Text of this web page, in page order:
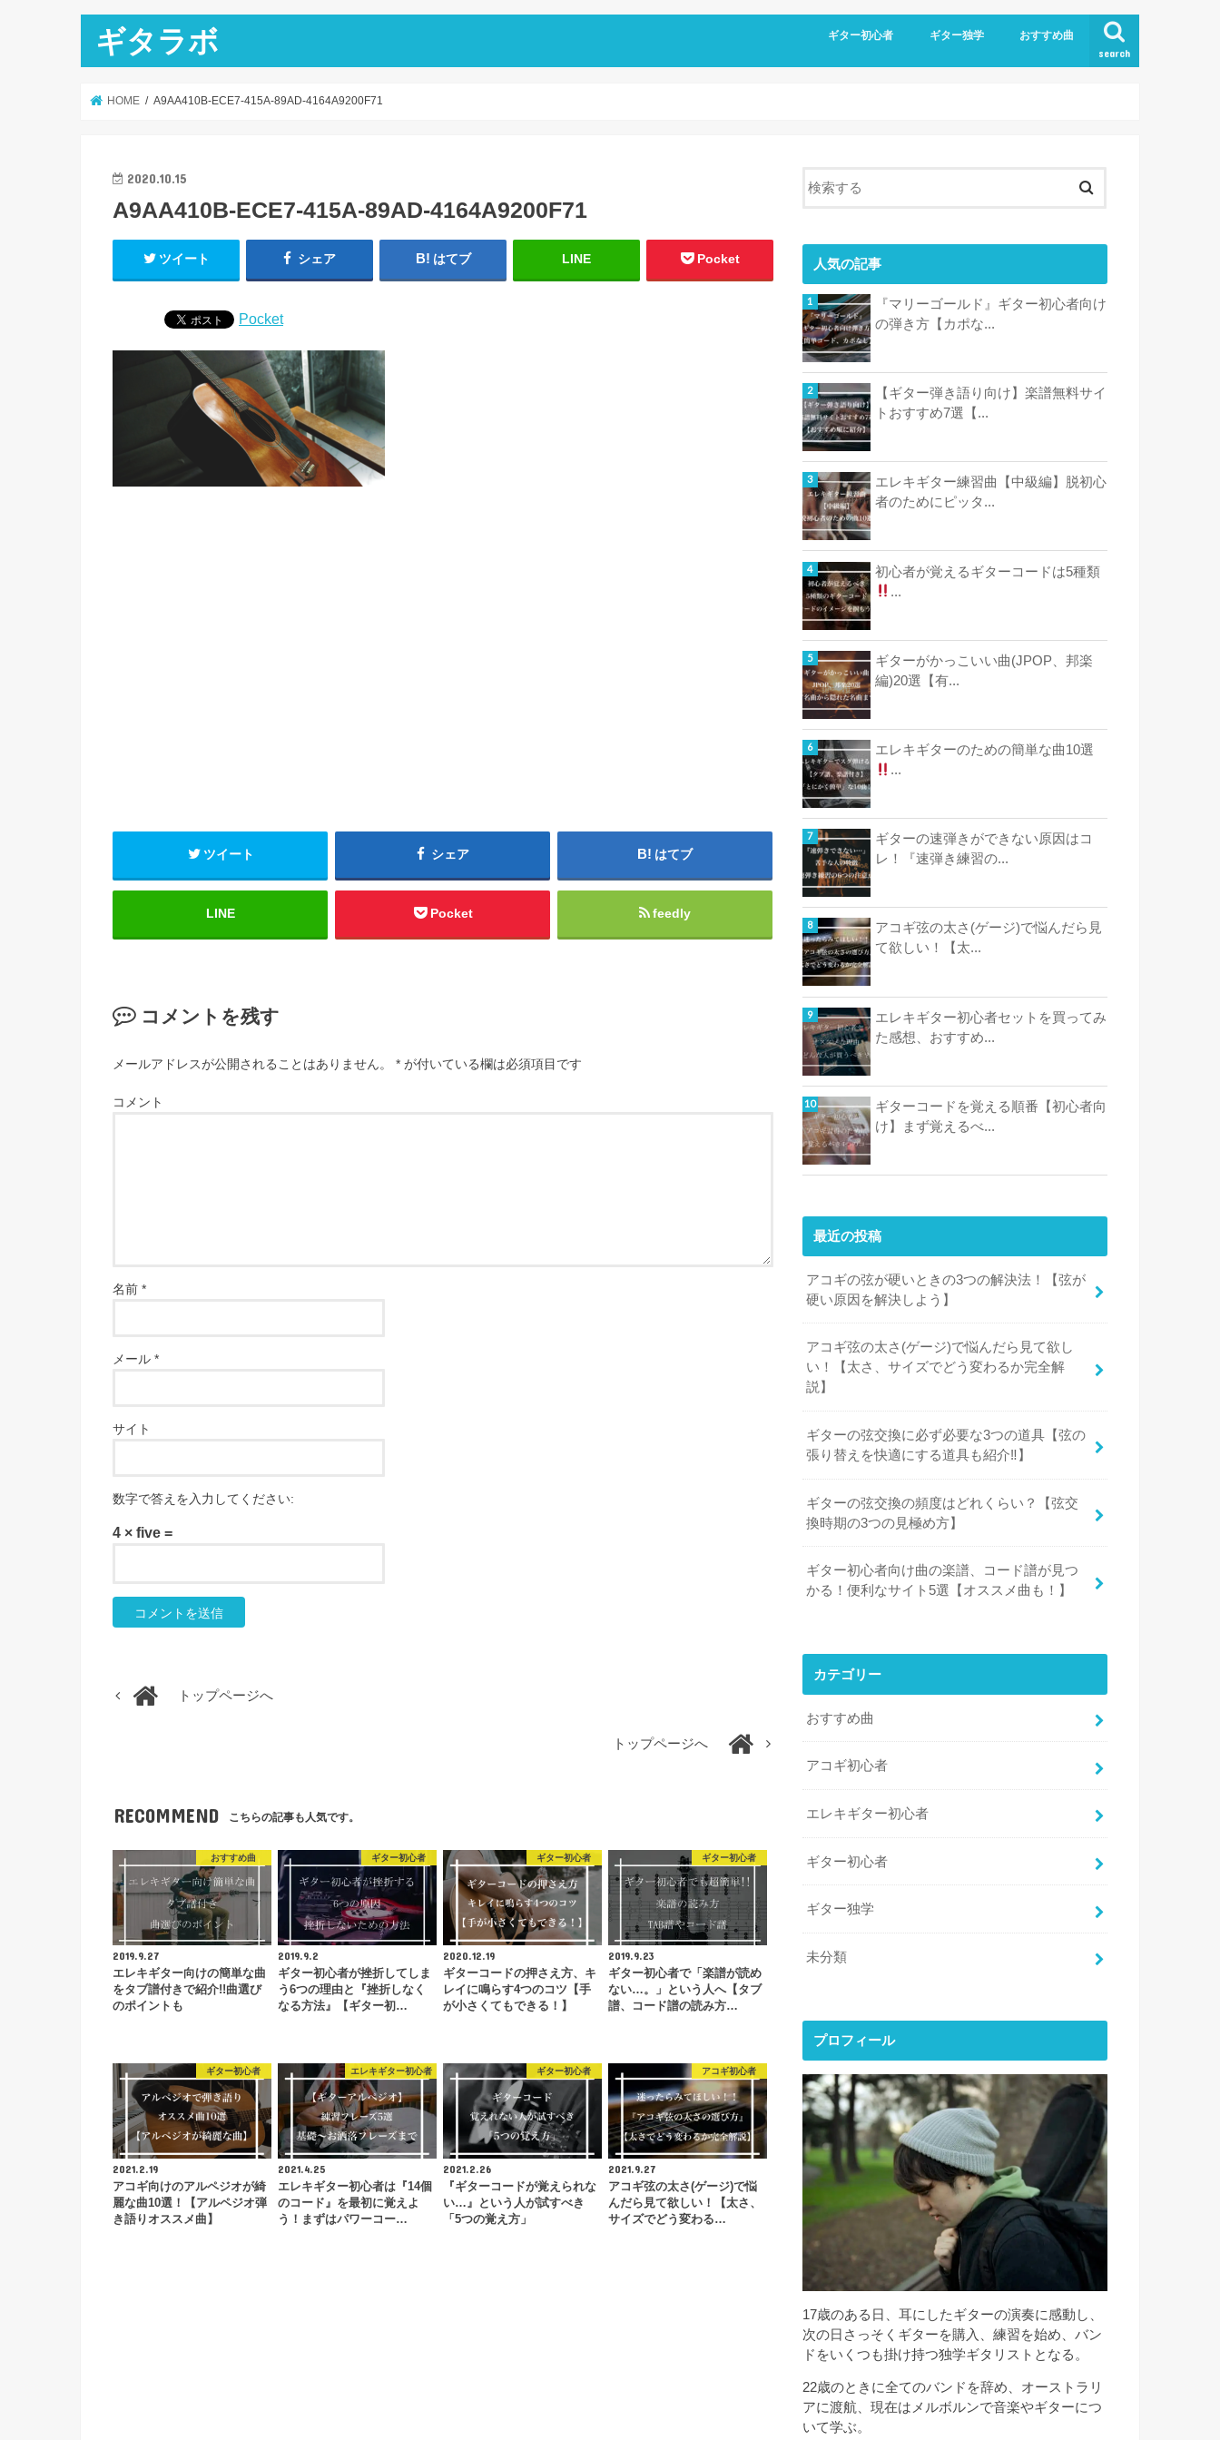
ギタラボ search
ギター初心者 ギター独学 おすすめ曲
HOME A9AA410B-ECE7-415A-89AD-4164A9200F71
2020.10.15
A9AA410B-ECE7-415A-89AD-4164A9200F71
ツイート シェア はてブ LINE Pocket
Pocket
ツイート シェア はてブ
LINE Pocket feedly
コメントを残す
メールアドレスが公開されることはありません。 * が付いている欄は必須項目です
コメント
名前 *
メール *
サイト
数字で答えを入力してください:
4 × five =
トップページへ
トップページへ
RECOMMEND こちらの記事も人気です。
おすすめ曲
2019.9.27
エレキギター向けの簡単な曲
をタブ譜付きで紹介!!曲選び
のポイントも
ギター初心者
2019.9.2
ギター初心者が挫折してしま
う6つの理由と『挫折しなく
なる方法』【ギター初…
ギター初心者
2020.12.19
ギターコードの押さえ方、キ
レイに鳴らす4つのコツ【手
が小さくてもできる！】
ギター初心者
2019.9.23
ギター初心者で「楽譜が読め
ない…。」という人へ【タブ
譜、コード譜の読み方…
ギター初心者
2021.2.19
アコギ向けのアルペジオが綺
麗な曲10選！【アルペジオ弾
き語りオススメ曲】
エレキギター初心者
2021.4.25
エレキギター初心者は『14個
のコード』を最初に覚えよ
う！まずはパワーコー…
ギター初心者
2021.2.26
『ギターコードが覚えられな
い…』という人が試すべき
「5つの覚え方」
アコギ初心者
2021.9.27
アコギ弦の太さ(ゲージ)で悩
んだら見て欲しい！【太さ、
サイズでどう変わる…
人気の記事
『マリーゴールド』ギター初心者向け
の弾き方【カポな...
【ギター弾き語り向け】楽譜無料サイ
トおすすめ7選【...
エレキギター練習曲【中級編】脱初心
者のためにピッタ...
初心者が覚えるギターコードは5種類
...
ギターがかっこいい曲(JPOP、邦楽
編)20選【有...
エレキギターのための簡単な曲10選
...
ギターの速弾きができない原因はコ
レ！『速弾き練習の...
アコギ弦の太さ(ゲージ)で悩んだら見
て欲しい！【太...
エレキギター初心者セットを買ってみ
た感想、おすすめ...
ギターコードを覚える順番【初心者向
け】まず覚えるべ...
最近の投稿
アコギの弦が硬いときの3つの解決法！【弦が
硬い原因を解決しよう】
アコギ弦の太さ(ゲージ)で悩んだら見て欲し
い！【太さ、サイズでどう変わるか完全解
説】
ギターの弦交換に必ず必要な3つの道具【弦の
張り替えを快適にする道具も紹介‼︎】
ギターの弦交換の頻度はどれくらい？【弦交
換時期の3つの見極め方】
ギター初心者向け曲の楽譜、コード譜が見つ
かる！便利なサイト5選【オススメ曲も！】
カテゴリー
おすすめ曲
アコギ初心者
エレキギター初心者
ギター初心者
ギター独学
未分類
プロフィール
17歳のある日、耳にしたギターの演奏に感動し、
次の日さっそくギターを購入、練習を始め、バン
ドをいくつも掛け持つ独学ギタリストとなる。
22歳のときに全てのバンドを辞め、オーストラリ
アに渡航、現在はメルボルンで音楽やギターにつ
いて学ぶ。